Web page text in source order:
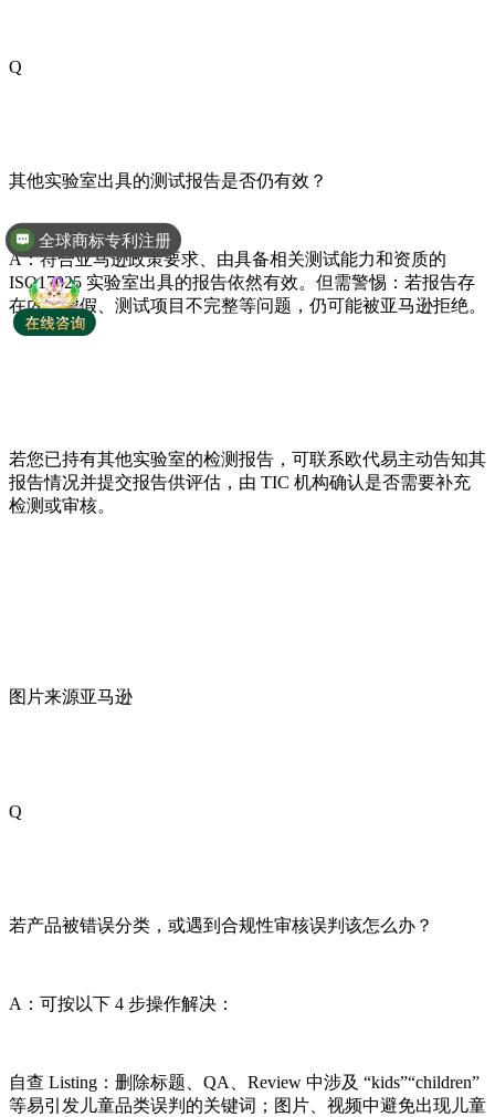
Q
其他实验室出具的测试报告是否仍有效？
A：符合亚马逊政策要求、由具备相关测试能力和资质的
ISO17025 实验室出具的报告依然有效。但需警惕：若报告存
在内容虚假、测试项目不完整等问题，仍可能被亚马逊拒绝。
若您已持有其他实验室的检测报告，可联系欧代易主动告知其
报告情况并提交报告供评估，由 TIC 机构确认是否需要补充
检测或审核。
图片来源亚马逊
Q
若产品被错误分类，或遇到合规性审核误判该怎么办？
A：可按以下 4 步操作解决：
自查 Listing：删除标题、QA、Review 中涉及 “kids”“children”
等易引发儿童品类误判的关键词；图片、视频中避免出现儿童
全球商标专利注册